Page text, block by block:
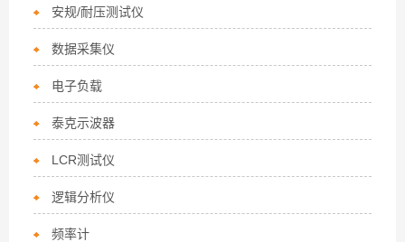
安规/耐压测试仪
数据采集仪
电子负载
泰克示波器
LCR测试仪
逻辑分析仪
频率计